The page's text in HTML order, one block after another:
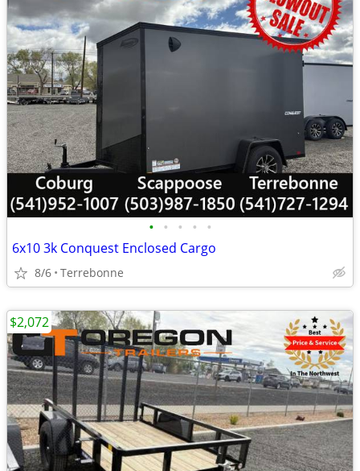
• • • • •
6x10 3k Conquest Enclosed Cargo
8/6 Terrebonne
$2,072